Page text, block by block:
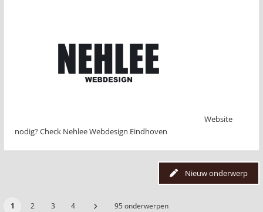
Website
nodig? Check Nehlee Webdesign Eindhoven
Nieuw onderwerp
1 2 3 4 95 onderwerpen